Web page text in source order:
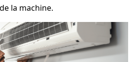
la machine.